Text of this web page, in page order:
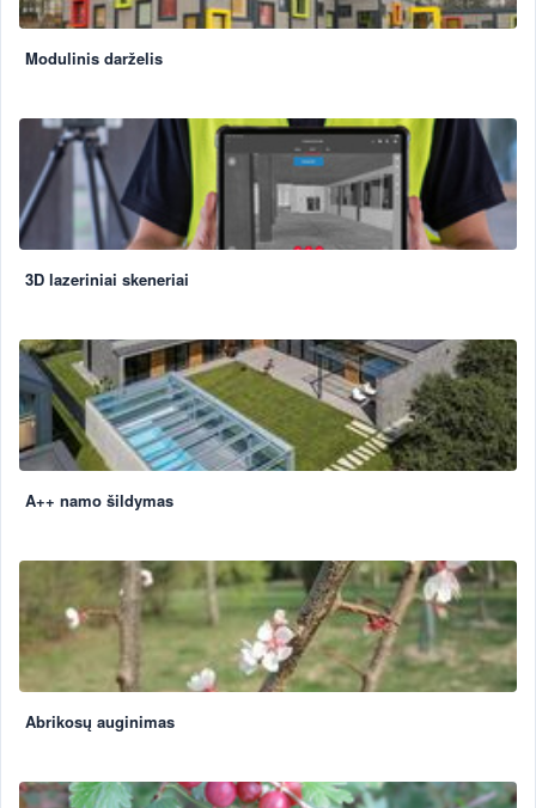
Modulinis darželis
3D lazeriniai skeneriai
A++ namo šildymas
Abrikosų auginimas